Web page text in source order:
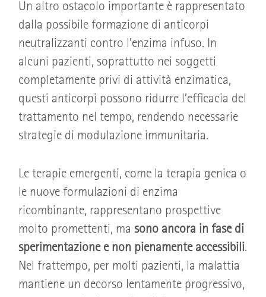
Un altro ostacolo importante è rappresentato
dalla possibile formazione di anticorpi
neutralizzanti contro l’enzima infuso. In
alcuni pazienti, soprattutto nei soggetti
completamente privi di attività enzimatica,
questi anticorpi possono ridurre l’efficacia del
trattamento nel tempo, rendendo necessarie
strategie di modulazione immunitaria.
Le terapie emergenti, come la terapia genica o
le nuove formulazioni di enzima
ricombinante, rappresentano prospettive
molto promettenti, ma sono ancora in fase di
sperimentazione e non pienamente accessibili.
Nel frattempo, per molti pazienti, la malattia
mantiene un decorso lentamente progressivo,